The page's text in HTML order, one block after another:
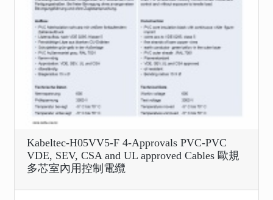
Kabeltec-H05VV5-F 4-Approvals PVC-PVC
VDE, SEV, CSA and UL approved Cables 歐規
多芯室內用控制電纜